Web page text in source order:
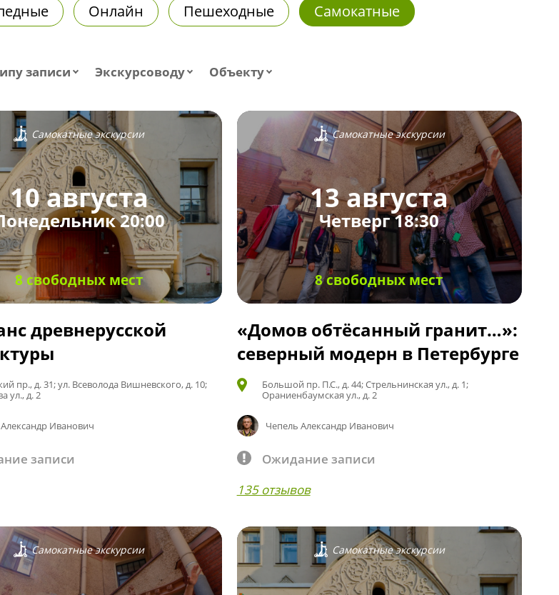
Онлайн Пешеходные Самокатные
записи Экскурсоводу Объекту
Самокатные экскурсии
10 августа
20:00
8 свободных мест
древнерусской
пр., д. 31; ул. Всеволода Вишневского, д. 10;
ул., д. 2
Иванович
записи
Самокатные экскурсии
13 августа
Четверг 18:30
8 свободных мест
«Домов обтёсанный гранит…»:
северный модерн в Петербурге
Большой пр. П.С., д. 44; Стрельнинская ул., д. 1;
Ораниенбаумская ул., д. 2
Чепель Александр Иванович
Ожидание записи
135 отзывов
Самокатные экскурсии Самокатные экскурсии